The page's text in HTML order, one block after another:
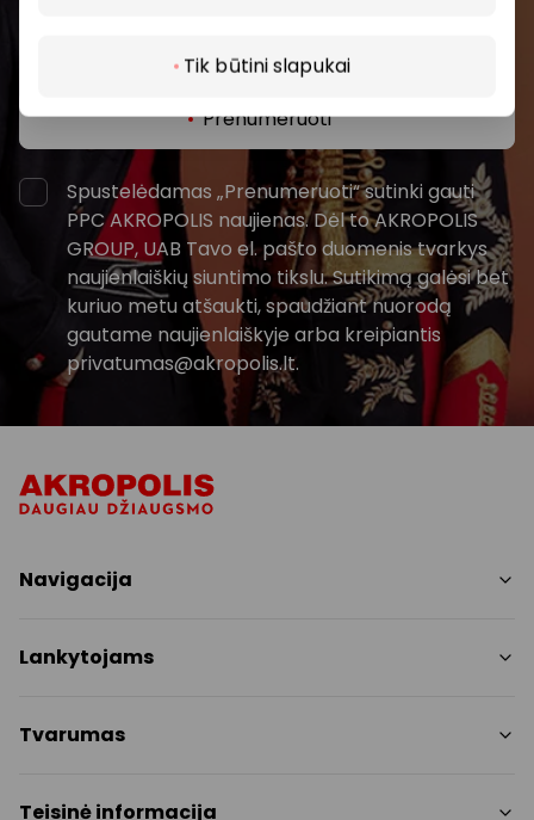
Tik būtini slapukai
Prenumeruoti
Spustelėdamas „Prenumeruoti“ sutinki gauti
PPC AKROPOLIS naujienas. Dėl to AKROPOLIS
GROUP, UAB Tavo el. pašto duomenis tvarkys
naujienlaiškių siuntimo tikslu. Sutikimą galėsi bet
kuriuo metu atšaukti, spaudžiant nuorodą
gautame naujienlaiškyje arba kreipiantis
privatumas@akropolis.lt.
Navigacija
Paslaugos
Pramogos
Lankytojams
Nemokami patogumai
Tvarumas
Teisinė informacija